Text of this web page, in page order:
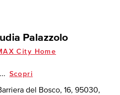
Palazzolo
City Home
Scopri
del Bosco, 16, 95030,